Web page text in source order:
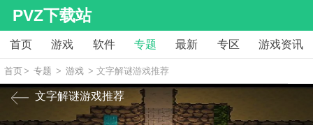
PVZ下载站
首页 游戏 软件 专题 最新 专区 游戏资讯
首页> 专题 > 游戏 > 文字解谜游戏推荐
文字解谜游戏推荐